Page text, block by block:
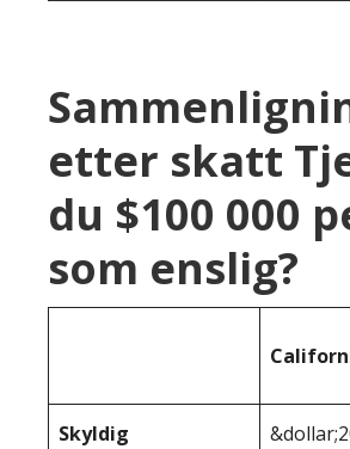
etter skatt
du $100 000
som enslig?
Skyldig